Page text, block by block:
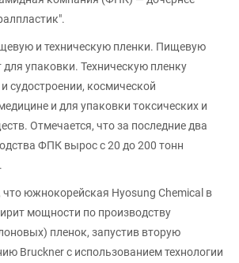
и техническую пленки. Пищевую
для упаковки. Техническую пленку
судостроении, космической
и для упаковки токсических и
Отмечается, что за последние два
ФПК вырос с 20 до 200 тонн
, что южнокорейская Hyosung Chemical в
мощности по производству
пленок, запустив вторую
Bruckner с использованием технологии